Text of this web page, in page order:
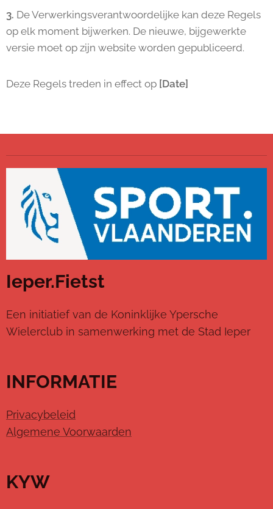
3. De Verwerkingsverantwoordelijke kan deze Regels
op elk moment bijwerken. De nieuwe, bijgewerkte
versie moet op zijn website worden gepubliceerd.
Deze Regels treden in effect op [Date]
Ieper.Fietst
Een initiatief van de Koninklijke Ypersche
Wielerclub in samenwerking met de Stad Ieper
INFORMATIE
Privacybeleid
Algemene Voorwaarden
KYW